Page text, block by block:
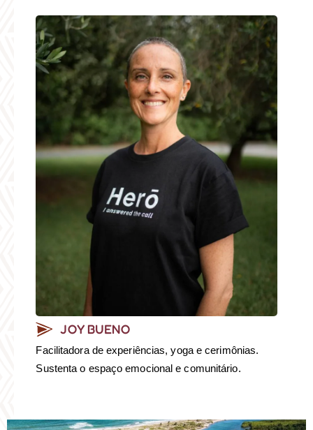
JOY BUENO
Facilitadora de experiências, yoga e cerimônias.
Sustenta o espaço emocional e comunitário.